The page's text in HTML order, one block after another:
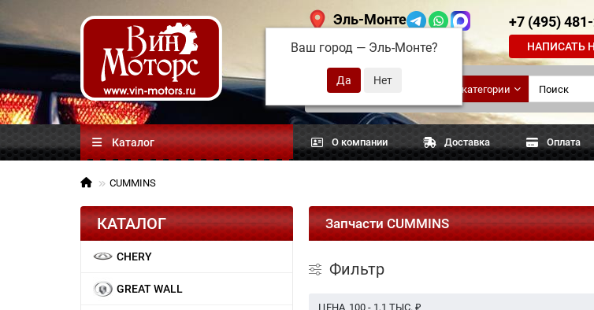
Эль-Монте
Ваш город — Эль-Монте?
+7 (495)
НАПИСАТЬ
Китайские
автозапчасти
Все категории
Каталог О компании Доставка Оплата
CUMMINS
КАТАЛОГ
CHERY
GREAT WALL
Запчасти CUMMINS
Фильтр
100 - 1,1 ТЫС. ₽
ЦЕНА